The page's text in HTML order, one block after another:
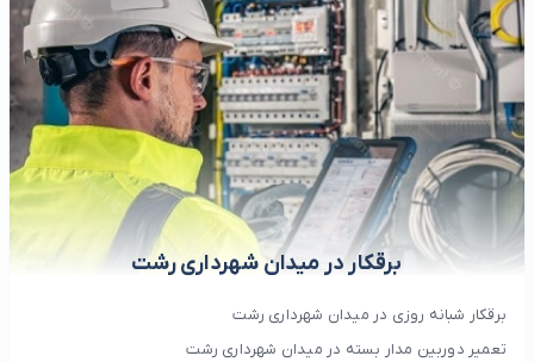
برقکار در میدان شهرداری رشت
برقکار شبانه روزی در میدان شهرداری رشت
تعمیر دوربین مدار بسته در میدان شهرداری رشت